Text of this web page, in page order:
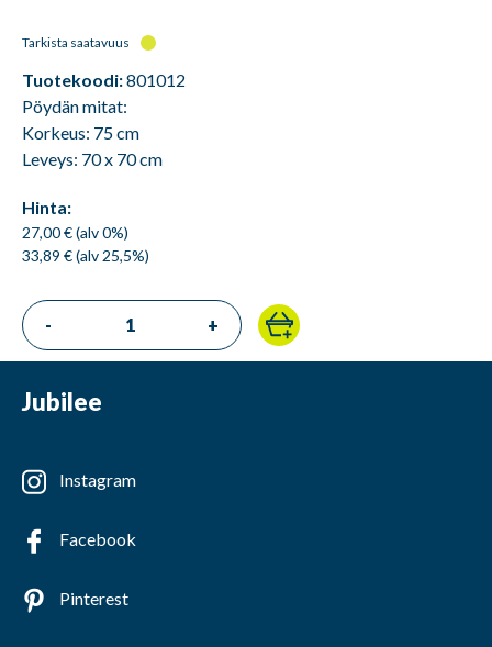
Tarkista saatavuus
Tuotekoodi:801012
Pöydän mitat:
Korkeus: 75 cm
Leveys: 70 x 70 cm
Hinta:
27,00 € (alv 0%)
33,89 € (alv 25,5%)
- +
Jubilee
Instagram
Facebook
Pinterest